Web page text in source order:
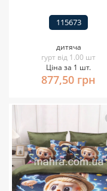
115673
дитяча
гурт від 1.00 шт
Ціна за 1 шт.
877,50 грн